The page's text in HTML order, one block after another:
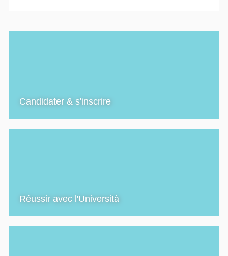
Candidater & s'inscrire
Réussir avec l'Università